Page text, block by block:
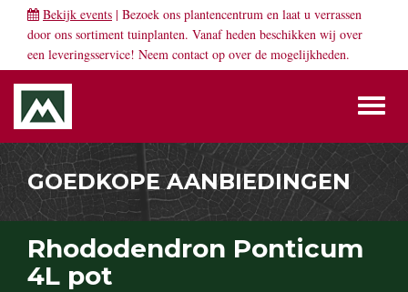
Bekijk events | Bezoek ons plantencentrum en laat u verrassen
door ons sortiment tuinplanten. Vanaf heden beschikken wij over
een leveringsservice! Neem contact op over de mogelijkheden.
GOEDKOPE AANBIEDINGEN
Rhododendron Ponticum
4L pot